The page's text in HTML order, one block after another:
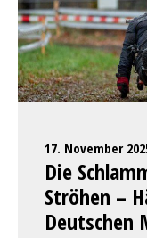
17. November
Die
Ströhen –
Deutschen